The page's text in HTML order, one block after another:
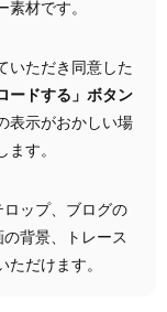
材です。
いただき同意した
ードする」ボタン
表示がおかしい場
ます。
ロップ、ブログの
背景、トレース
だけます。